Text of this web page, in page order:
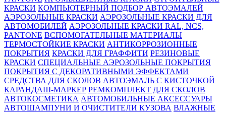
КРАСКИ КОМПЬЮТЕРНЫЙ ПОДБОР АВТОЭМАЛЕЙ
АЭРОЗОЛЬНЫЕ КРАСКИ АЭРОЗОЛЬНЫЕ КРАСКИ ДЛЯ
АВТОМОБИЛЕЙ АЭРОЗОЛЬНЫЕ КРАСКИ RAL, NCS,
PANTONE ВСПОМОГАТЕЛЬНЫЕ МАТЕРИАЛЫ
ТЕРМОСТОЙКИЕ КРАСКИ АНТИКОРРОЗИОННЫЕ
ПОКРЫТИЯ КРАСКИ ДЛЯ ГРАФФИТИ РЕЗИНОВЫЕ
КРАСКИ СПЕЦИАЛЬНЫЕ АЭРОЗОЛЬНЫЕ ПОКРЫТИЯ
ПОКРЫТИЯ С ДЕКОРАТИВНЫМИ ЭФФЕКТАМИ
СРЕДСТВА ДЛЯ СКОЛОВ АВТОЭМАЛЬ С КИСТОЧКОЙ
КАРАНДАШ-МАРКЕР РЕМКОМПЛЕКТ ДЛЯ СКОЛОВ
АВТОКОСМЕТИКА АВТОМОБИЛЬНЫЕ АКСЕССУАРЫ
АВТОШАМПУНИ И ОЧИСТИТЕЛИ КУЗОВА ВЛАЖНЫЕ